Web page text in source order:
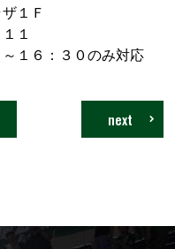
１Ｆ
１
１６：３０のみ対応
next